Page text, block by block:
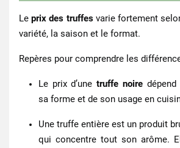
Leprix des truffesvarie fortement
variété, la saison et le format.
Repères pour comprendre les
Le prix d’unetruffe noiredépend
sa forme et de son usage en
Une truffe entière est un produit
qui concentre tout son arôme.